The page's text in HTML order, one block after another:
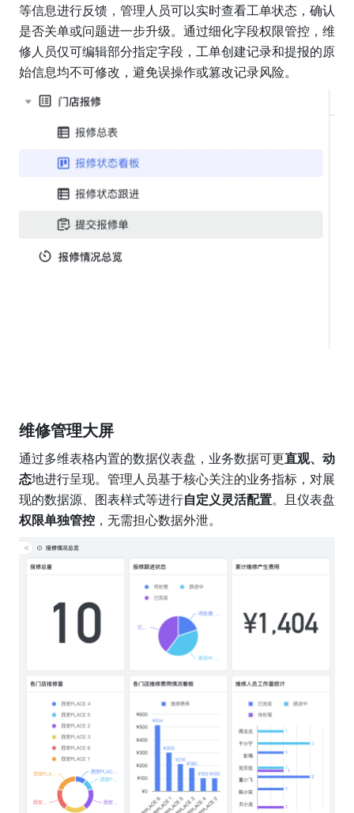
等信息进行反馈，管理人员可以实时查看工单状态，确认
是否关单或问题进一步升级。通过细化字段权限管控，维
修人员仅可编辑部分指定字段，工单创建记录和提报的原
始信息均不可修改，避免误操作或篡改记录风险。
维修管理大屏
通过多维表格内置的数据仪表盘，业务数据可更直观、动
态地进行呈现。管理人员基于核心关注的业务指标，对展
现的数据源、图表样式等进行自定义灵活配置。且仪表盘
权限单独管控，无需担心数据外泄。